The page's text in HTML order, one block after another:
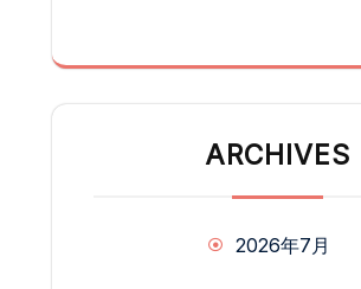
ARCHIVES
2026年7月